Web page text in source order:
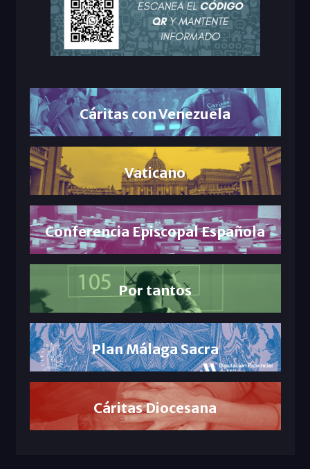
Cáritas con Venezuela
Vaticano
Conferencia Episcopal Española
Por tantos
Plan Málaga Sacra
Cáritas Diocesana